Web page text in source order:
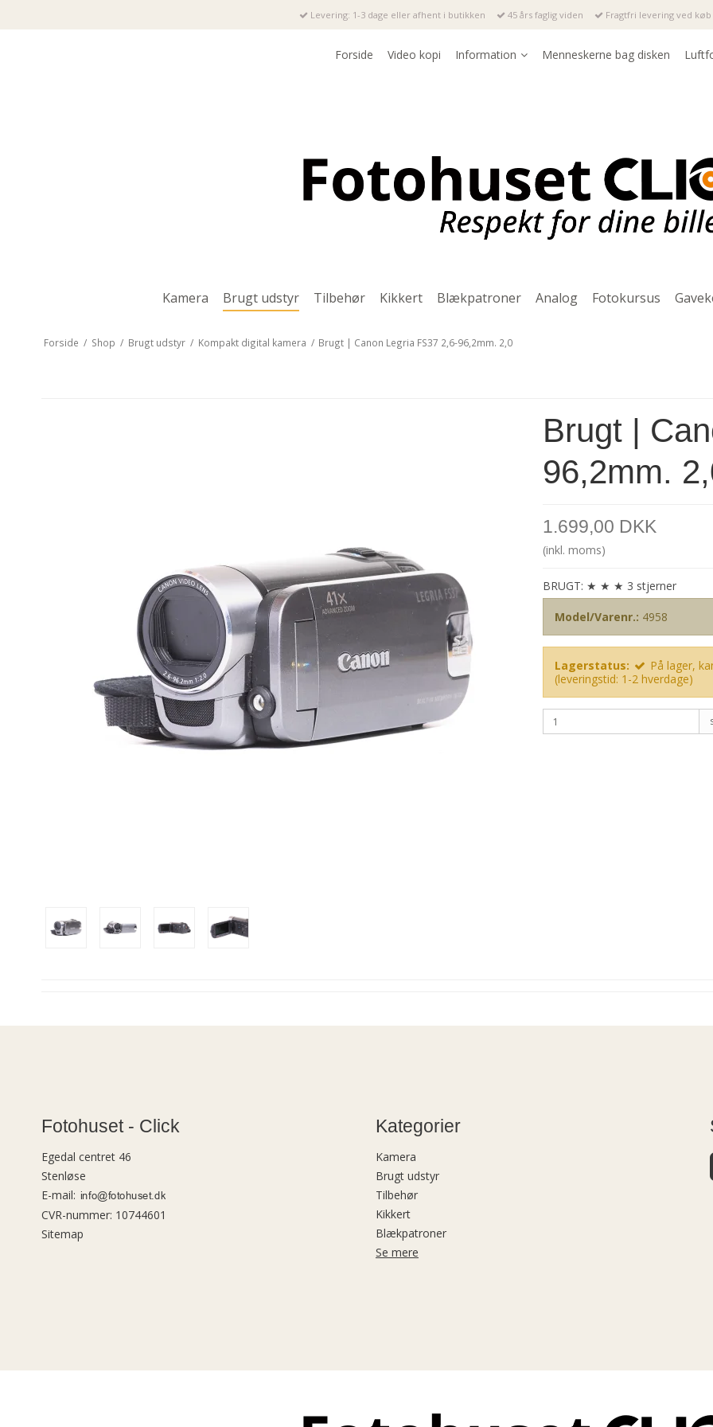
Levering: 1-3 dage eller afhent i butikken 45 års faglig viden Fragtfri levering ved
Forside Video kopi Information Menneskerne bag disken
Kamera Brugt udstyr Tilbehør Kikkert Blækpatroner Analog Fotokursus
Forside / Shop / Brugt udstyr / Kompakt digital kamera / Brugt | Canon Legria FS37 2,6-96,2mm. 2,0
Brugt |
96,2mm.
1.699,00 DKK
(inkl. moms)
BRUGT: ★ ★ ★ 3 stjerner
Model/Varenr.: 4958
Lagerstatus:
På lager,
(leveringstid: 1-2 hverdage)
Fotohuset - Click
Egedal centret 46
Stenløse
E-mail:
CVR-nummer: 10744601
Sitemap
Kategorier
Kamera
Brugt udstyr
Tilbehør
Kikkert
Blækpatroner
Se mere